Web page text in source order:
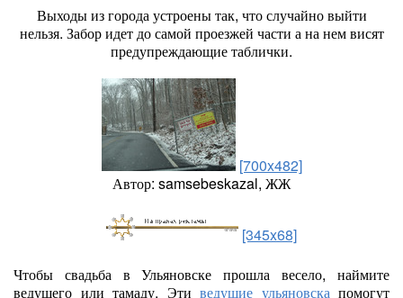
Выходы из города устроены так, что случайно выйти
нельзя. Забор идет до самой проезжей части а на нем висят
предупреждающие таблички.
[700x482]
Автор: samsebeskazal, ЖЖ
[345x68]
Чтобы свадьба в Ульяновске прошла весело, наймите
ведущего или тамаду. Эти ведущие ульяновскапомогут